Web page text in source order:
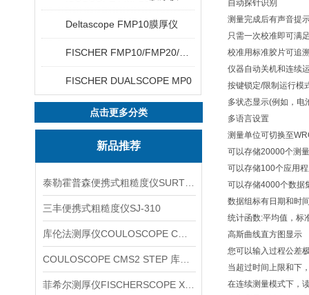
Deltascope FMP10膜厚仪
FISCHER DUALSCOPE MP0
点击更多分类
新品推荐
三丰便携式粗糙度仪SJ-310
自动探针识别
测量完成后有声音提
只需一次校准即可满
校准用标准胶片可追
仪器自动关机和连续
按键锁定/限制运行模
多状态显示(例如，电
多语言设置
测量单位可切换至
可以存储20000个测
可以存储100个应用
可以存储4000个数据
数据组标有日期和时
统计函数:平均值，标
高斯曲线直方图显示
您可以输入过程公差
当超过时间上限和下
在连续测量模式下，